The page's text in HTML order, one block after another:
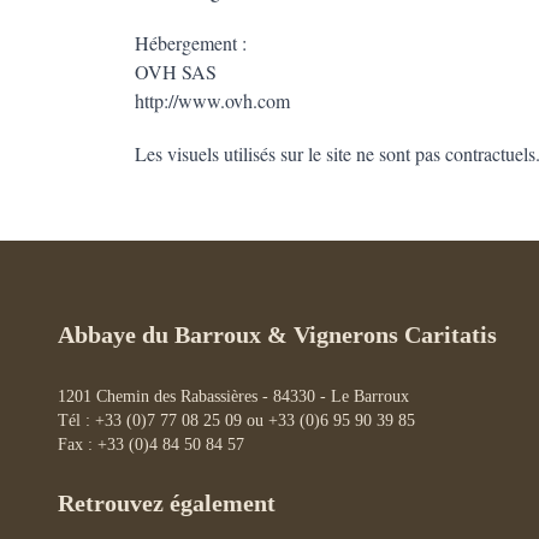
Hébergement :
OVH SAS
http://www.ovh.com
Les visuels utilisés sur le site ne sont pas contractuels.
Abbaye du Barroux & Vignerons Caritatis
1201 Chemin des Rabassières - 84330 - Le Barroux
Tél : +33 (0)7 77 08 25 09 ou +33 (0)6 95 90 39 85
Fax : +33 (0)4 84 50 84 57
Retrouvez également